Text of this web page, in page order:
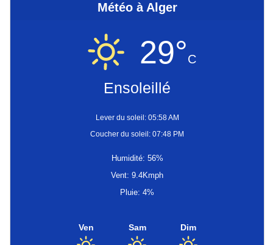
Météo à Alger
29°C
Ensoleillé
Lever du soleil: 05:58 AM
Coucher du soleil: 07:48 PM
Humidité: 56%
Vent: 9.4Kmph
Pluie: 4%
Ven Sam Dim